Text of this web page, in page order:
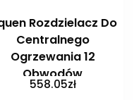
Rozdzielacz Do
Centralnego
Ogrzewania 12
Obwodów
(Aqco012Zawmin)
558.05zł